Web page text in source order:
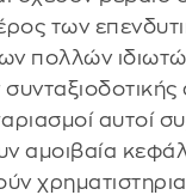
των
πολλών
αυτοί
αμοιβαία